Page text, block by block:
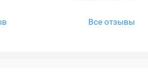
Все отзывы